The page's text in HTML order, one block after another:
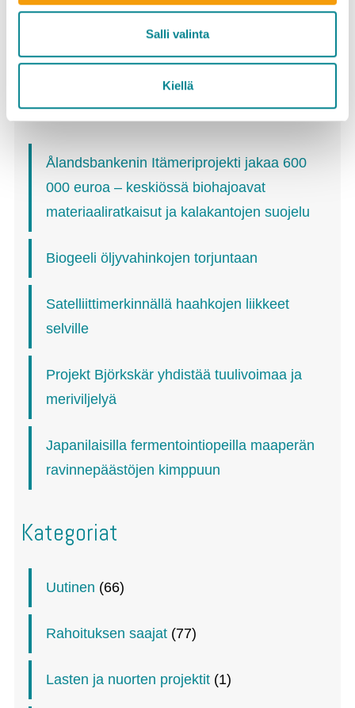
Salli valinta
Kiellä
Viimeisimmät
Ålandsbankenin Itämeriprojekti jakaa 600
000 euroa – keskiössä biohajoavat
materiaaliratkaisut ja kalakantojen suojelu
Biogeeli öljyvahinkojen torjuntaan
Satelliittimerkinnällä haahkojen liikkeet
selville
Projekt Björkskär yhdistää tuulivoimaa ja
meriviljelyä
Japanilaisilla fermentointiopeilla maaperän
ravinnepäästöjen kimppuun
Kategoriat
Uutinen (66)
Rahoituksen saajat (77)
Lasten ja nuorten projektit (1)